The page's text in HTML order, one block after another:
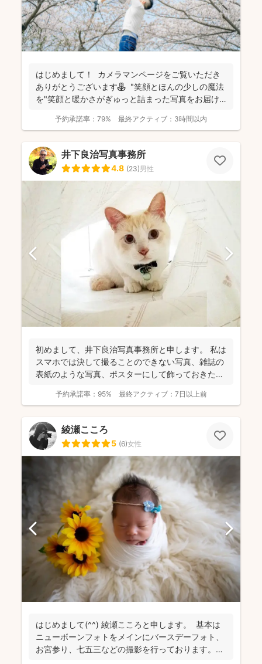
はじめまして！ カメラマンページをご覧いただき
ありがとうございます⚘ "笑顔とほんの少しの魔法
を"笑顔と暖かさがぎゅっと詰まった写真をお届け
予約承諾率： 79% 最終アクティブ： 3時間以内
井下良治写真事務所
4.8 (23)男性
初めまして、井下良治写真事務所と申します。 私は
スマホでは決して撮ることのできない写真、雑誌の
表紙のような写真、ポスターにして飾っておきたい
予約承諾率： 95% 最終アクティブ： 7日以上前
綾瀬こころ
5 (6)女性
はじめまして(^^) 綾瀬こころと申します。 基本は
ニューボーンフォトをメインにバースデーフォト、
お宮参り、七五三などの撮影を行っております。